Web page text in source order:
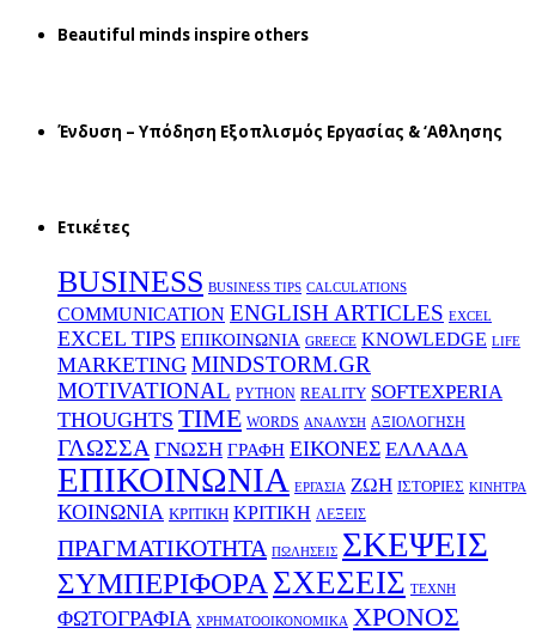
Beautiful minds inspire others
Ένδυση – Υπόδηση Εξοπλισμός Εργασίας & ‘Aθλησης
Ετικέτες
BUSINESS BUSINESS TIPS CALCULATIONS
COMMUNICATION ENGLISH ARTICLES EXCEL
EXCEL TIPS EΠΙΚΟΙΝΩΝΙΑ GREECE KNOWLEDGE LIFE
MARKETING MINDSTORM.GR
MOTIVATIONAL PYTHON REALITY SOFTEXPERIA
THOUGHTS TIME WORDS ΑΝΑΛΥΣΗ ΑΞΙΟΛΟΓΗΣΗ
ΓΛΩΣΣΑ ΓΝΩΣΗ ΓΡΑΦΗ ΕΙΚΟΝΕΣ ΕΛΛΑΔΑ
ΕΠΙΚΟΙΝΩΝΙΑ ΕΡΓΑΣΙΑ ΖΩΗ ΙΣΤΟΡΙΕΣ ΚΙΝΗΤΡΑ
ΚΟΙΝΩΝΙΑ ΚΡΙΤΙΚΗ ΚΡΙΤΙΚΗ ΛΕΞΕΙΣ
ΠΡΑΓΜΑΤΙΚΟΤΗΤΑ ΠΩΛΗΣΕΙΣ ΣΚΕΨΕΙΣ
ΣΥΜΠΕΡΙΦΟΡΑΣΧΕΣΕΙΣ ΤΕΧΝΗ
ΦΩΤΟΓΡΑΦΙΑ ΧΡΗΜΑΤΟΟΙΚΟΝΟΜΙΚΑ ΧΡΟΝΟΣ